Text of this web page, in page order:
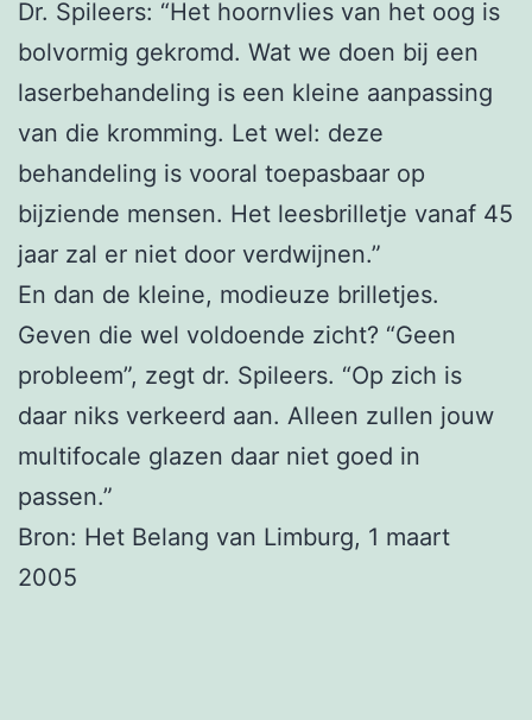
Dr. Spileers: “Het hoornvlies van het oog is
bolvormig gekromd. Wat we doen bij een
laserbehandeling is een kleine aanpassing
van die kromming. Let wel: deze
behandeling is vooral toepasbaar op
bijziende mensen. Het leesbrilletje vanaf 45
jaar zal er niet door verdwijnen.”
En dan de kleine, modieuze brilletjes.
Geven die wel voldoende zicht? “Geen
probleem”, zegt dr. Spileers. “Op zich is
daar niks verkeerd aan. Alleen zullen jouw
multifocale glazen daar niet goed in
passen.”
Bron: Het Belang van Limburg, 1 maart
2005